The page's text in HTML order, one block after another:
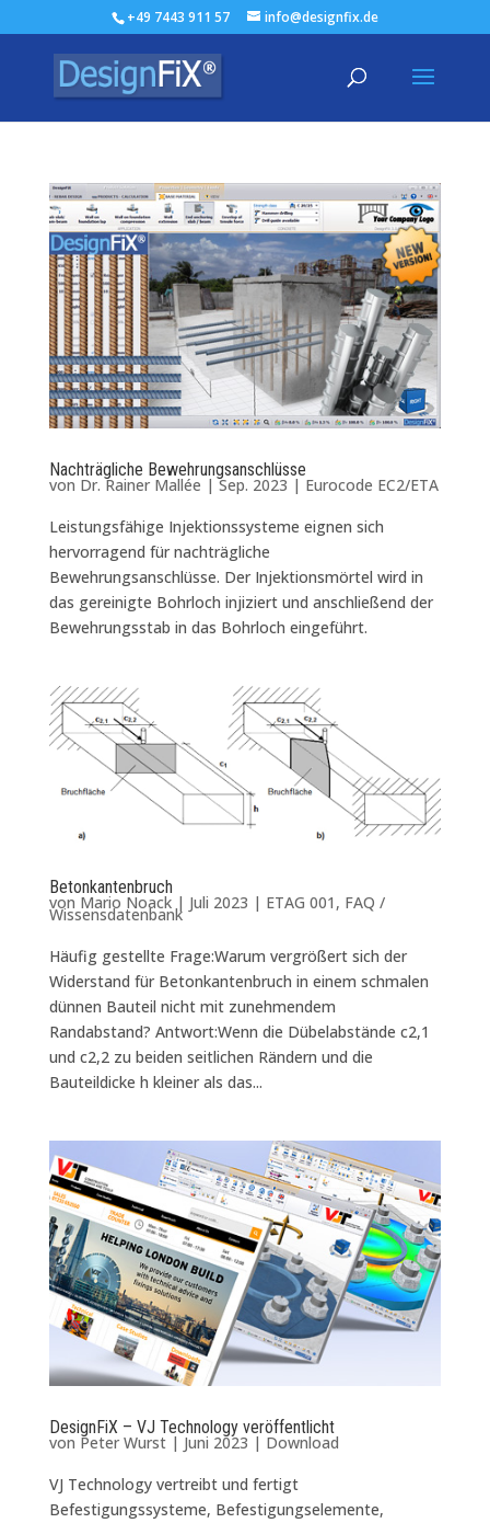
+49 7443 911 57 info@designfix.de
Nachträgliche Bewehrungsanschlüsse
von Dr. Rainer Mallée |Sep. 2023 | Eurocode EC2/ETA
Leistungsfähige Injektionssysteme eignen sich
hervorragend für nachträgliche
Bewehrungsanschlüsse. Der Injektionsmörtel wird in
das gereinigte Bohrloch injiziert und anschließend der
Bewehrungsstab in das Bohrloch eingeführt.
Betonkantenbruch
von Mario Noack| Juli 2023 | ETAG 001 , FAQ /
Wissensdatenbank
Häufig gestellte Frage:Warum vergrößert sich der
Widerstand für Betonkantenbruch in einem schmalen
dünnen Bauteil nicht mit zunehmendem
Randabstand? Antwort:Wenn die Dübelabstände c2,1
und c2,2 zu beiden seitlichen Rändern und die
Bauteildicke h kleiner als das...
DesignFiX – VJ Technology veröffentlicht
von Peter Wurst| Juni 2023 | Download
VJ Technology vertreibt und fertigt
Befestigungssysteme, Befestigungselemente,